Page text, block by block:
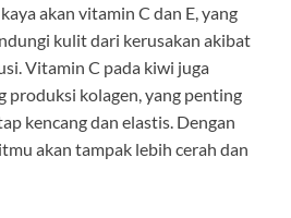
akan vitamin C dan E, yang
kulit dari kerusakan akibat
Vitamin C pada kiwi juga
produksi kolagen, yang penting
kencang dan elastis. Dengan
akan tampak lebih cerah dan